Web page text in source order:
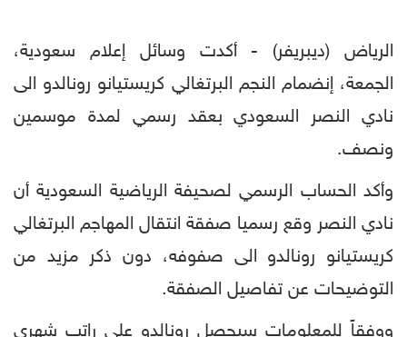
الرياض (ديبريفر) - أكدت وسائل إعلام سعودية،
الجمعة، إنضمام النجم البرتغالي كريستيانو رونالدو الى
نادي النصر السعودي بعقد رسمي لمدة موسمين
ونصف.
وأكد الحساب الرسمي لصحيفة الرياضية السعودية أن
نادي النصر وقع رسميا صفقة انتقال المهاجم البرتغالي
كريستيانو رونالدو الى صفوفه، دون ذكر مزيد من
التوضيحات عن تفاصيل الصفقة.
ووفقاً للمعلومات سيحصل رونالدو على راتب شهري